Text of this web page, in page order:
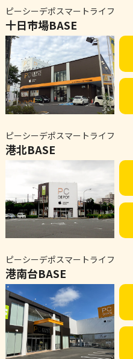
ピーシーデポスマートライフ
十日市場BASE
ピーシーデポスマートライフ
港北BASE
ピーシーデポスマートライフ
港南台BASE